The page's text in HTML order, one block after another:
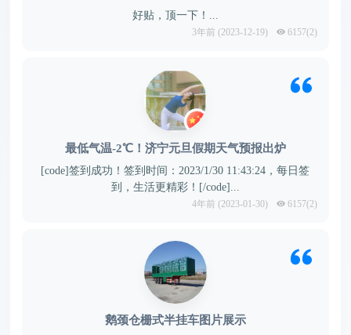
好贴，顶一下！...
3年前 (2023-12-19) 6157(2)
最低气温-2℃！济宁元旦假期天气预报出炉
[code]签到成功！签到时间：2023/1/30 11:43:24，每日签
到，生活更精彩！[/code]...
4年前 (2023-01-30) 6157(2)
鹅颈仓栅式半挂车图片展示